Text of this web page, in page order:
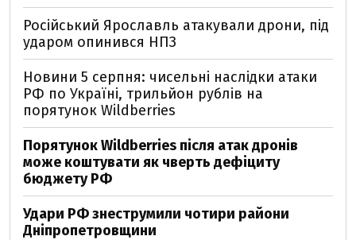
Російський Ярославль атакували дрони, під
ударом опинився НПЗ
Новини 5 серпня: чисельні наслідки атаки
РФ по Україні, трильйон рублів на
порятунок Wildberries
Порятунок Wildberries після атак дронів
може коштувати як чверть дефіциту
бюджету РФ
Удари РФ знеструмили чотири райони
Дніпропетровщини